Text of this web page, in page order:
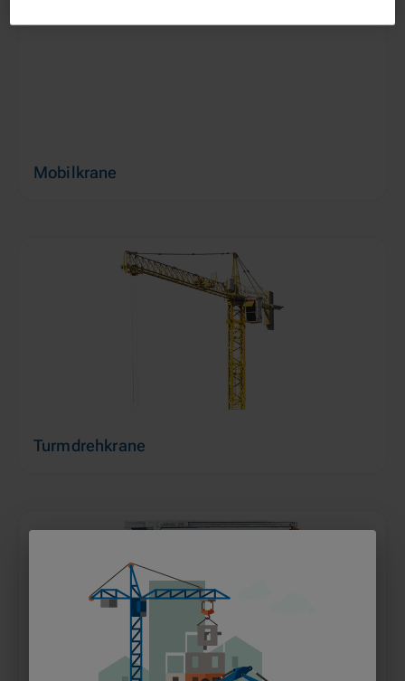
Mobilkrane
Turmdrehkrane